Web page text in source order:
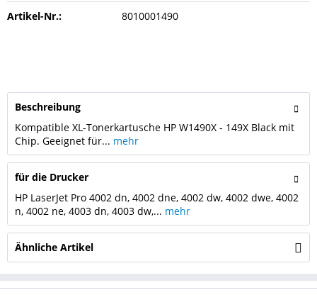
Artikel-Nr.: 8010001490
Beschreibung
Kompatible XL-Tonerkartusche HP W1490X - 149X Black mit
Chip. Geeignet für... mehr
für die Drucker
HP LaserJet Pro 4002 dn, 4002 dne, 4002 dw, 4002 dwe, 4002
n, 4002 ne, 4003 dn, 4003 dw,... mehr
Ähnliche Artikel